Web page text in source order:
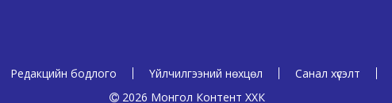
Редакцийн бодлого Үйлчилгээний нөхцөл Санал хүсэлт
2026 Монгол Контент ХХК